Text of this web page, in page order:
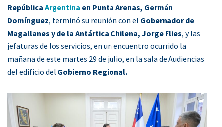
República Argentina en Punta Arenas, Germán
Domínguez, terminó su reunión con el Gobernador de
Magallanes y de la Antártica Chilena, Jorge Flies, y las
jefaturas de los servicios, en un encuentro ocurrido la
mañana de este martes 29 de julio, en la sala de Audiencias
del edificio del Gobierno Regional.